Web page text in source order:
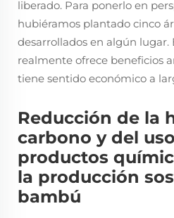
liberado. Para ponerlo en
hubiéramos plantado cinco
desarrollados en algún
realmente ofrece beneficios
tiene sentido económico a
Reducción de la
carbono y del
productos
la producción
bambú